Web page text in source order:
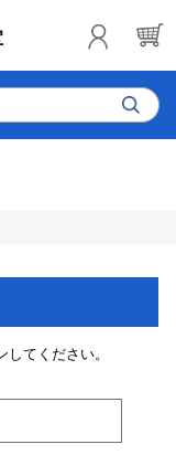
てください。